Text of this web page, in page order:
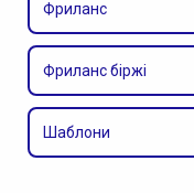
Фриланс
Фриланс біржі
Шаблони